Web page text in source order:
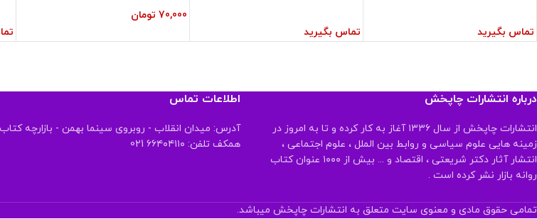
تماس بگیرید تماس بگیرید
70,000 تومان
درباره انتشارات چاپخش
انتشارات چاپخش از سال ۱۳۳۶ آغاز به کار کرده و تا به امروز در
زمینه هایی علوم سیاسی و روابط بین الملل ، علوم اجتماعی ،
انتشار آثار دکتر شریعتی ، اقتصاد و ... بیش از ۱۰۰۰ عنوان کتاب
روانه بازار نشر کرده است .
اطلاعات تماس
آدرس: میدان انقلاب - روبروی سینما بهمن - بازارچه
همکف تلفن: ۶۶۴۰۴۱۱۰ 021
تمامی حقوق مادی و معنوی سایت متعلق به انتشارات چاپخش میباشد.